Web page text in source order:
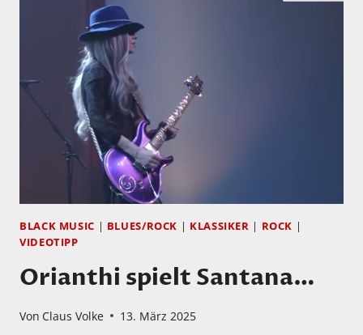
WOCHE
MIT
DEN
ALL
SAINTS
BLACK MUSIC | BLUES/ROCK | KLASSIKER | ROCK |
VIDEOTIPP
Orianthi spielt Santana…
Von Claus Volke 13. März 2025